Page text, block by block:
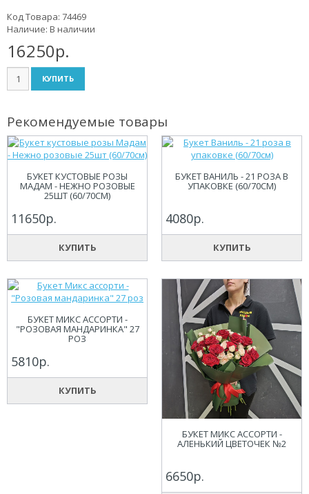
Код Товара: 74469
Наличие: В наличии
16250р.
КУПИТЬ
Рекомендуемые товары
БУКЕТ КУСТОВЫЕ РОЗЫ
МАДАМ - НЕЖНО РОЗОВЫЕ
25ШТ (60/70СМ)
11650р.
КУПИТЬ
БУКЕТ ВАНИЛЬ - 21 РОЗА В
УПАКОВКЕ (60/70СМ)
4080р.
КУПИТЬ
БУКЕТ МИКС АССОРТИ -
"РОЗОВАЯ МАНДАРИНКА" 27
РОЗ
5810р.
КУПИТЬ
БУКЕТ МИКС АССОРТИ -
АЛЕНЬКИЙ ЦВЕТОЧЕК №2
6650р.